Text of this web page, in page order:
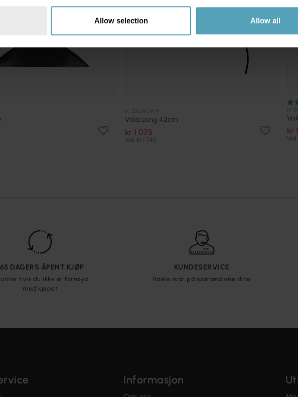
Allow selection Allow all
Vala Long 42cm
kr 1 075
Veil. kr 1 749
kr
DAGERS ÅPENT KJØP
hvis du ikke er fornøyd
med kjøpet
KUNDESERVICE
Raske svar på spørsmålene dine
Informasjon